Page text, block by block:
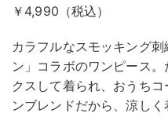
￥4,990（税込）
カラフルなスモッキング
ン」コラボのワンピース
クスして着られ、おうち
ンブレンドだから、涼しく